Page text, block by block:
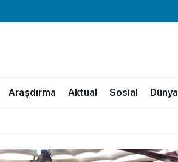
Araşdırma Aktual Sosial Dünya